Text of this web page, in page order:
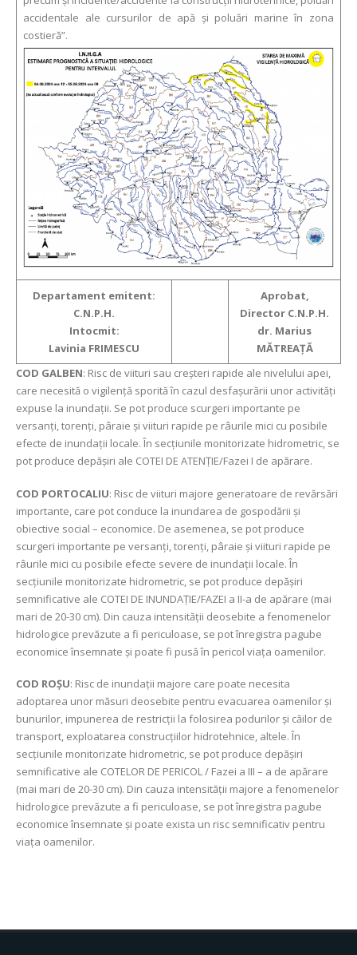
accidentale ale cursurilor de apă și poluări marine în zona
costieră”.
Departament emitent:
C.N.P.H.
Intocmit:
Lavinia FRIMESCU
Aprobat,
Director C.N.P.H.
dr. Marius
MĂTREAŢĂ
COD GALBEN: Risc de viituri sau creşteri rapide ale nivelului apei,
care necesită o vigilență sporită în cazul desfașurării unor activități
expuse la inundații. Se pot produce scurgeri importante pe
versanți, torenți, pâraie și viituri rapide pe râurile mici cu posibile
efecte de inundații locale. În secțiunile monitorizate hidrometric, se
pot produce depășiri ale COTEI DE ATENȚIE/Fazei I de apărare.
COD PORTOCALIU: Risc de viituri majore generatoare de revărsări
importante, care pot conduce la inundarea de gospodării şi
obiective social – economice. De asemenea, se pot produce
scurgeri importante pe versanți, torenți, pâraie și viituri rapide pe
râurile mici cu posibile efecte severe de inundații locale. În
secțiunile monitorizate hidrometric, se pot produce depășiri
semnificative ale COTEI DE INUNDAȚIE/FAZEI a II-a de apărare (mai
mari de 20-30 cm). Din cauza intensității deosebite a fenomenelor
hidrologice prevăzute a fi periculoase, se pot înregistra pagube
economice însemnate și poate fi pusă în pericol viața oamenilor.
COD ROŞU: Risc de inundații majore care poate necesita
adoptarea unor măsuri deosebite pentru evacuarea oamenilor şi
bunurilor, impunerea de restricţii la folosirea podurilor şi căilor de
transport, exploatarea construcţiilor hidrotehnice, altele. În
secţiunile monitorizate hidrometric, se pot produce depășiri
semnificative ale COTELOR DE PERICOL / Fazei a III – a de apărare
(mai mari de 20-30 cm). Din cauza intensității majore a fenomenelor
hidrologice prevăzute a fi periculoase, se pot înregistra pagube
economice însemnate şi poate exista un risc semnificativ pentru
viața oamenilor.